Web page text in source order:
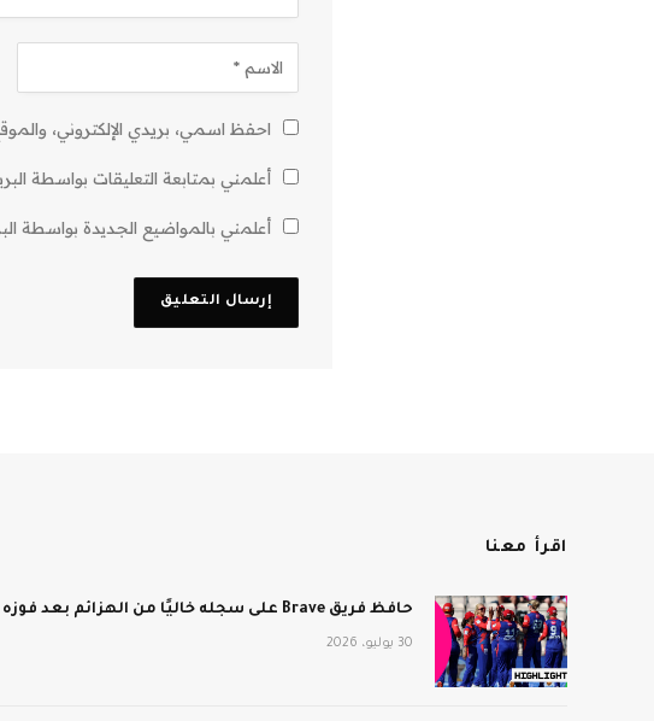
احفظ اسمي، بريدي الإلكتروني،
أعلمني بمتابعة التعليقات بواسطة
أعلمني بالمواضيع الجديدة بواسطة
اقرأ معنا
حافظ فريق Brave على سجله خاليًا من الهزائم بعد فوزه على برمنجهام فينيكس
30 يوليو، 2026